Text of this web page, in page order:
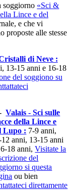
soggiorno «Sci &
Lince e del
e che vi
proposte alle stesse
di Neve :
13-15 anni e 16-18
del soggiono su
Valais - Sci sulle
della Lince e
Lupo : 7-9 anni,
12 anni, 13-15 anni
18 anni,Visitate la
del
si questa
ou bien
direttamente